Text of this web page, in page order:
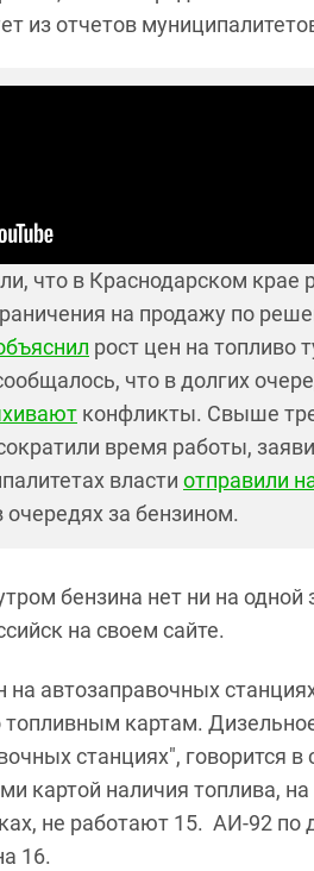
из отчетов
что в Краснодарском крае
на продажу по
рост цен на топливо
что в долгих
конфликты. Свыше
время работы,
власти отправили
за бензином.
бензина нет ни на
на своем сайте.
автозаправочных
топливным картам.
станциях", говорится
картой наличия топлива,
не работают 15. АИ-92 по
16.